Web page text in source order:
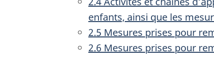
enfants, ainsi que les
2.5 Mesures prises pour
2.6 Mesures prises pour